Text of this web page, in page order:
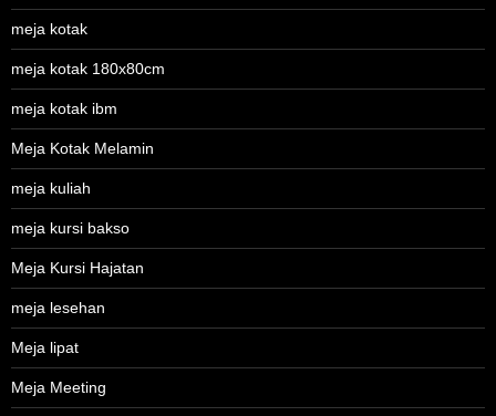
meja kotak
meja kotak 180x80cm
meja kotak ibm
Meja Kotak Melamin
meja kuliah
meja kursi bakso
Meja Kursi Hajatan
meja lesehan
Meja lipat
Meja Meeting